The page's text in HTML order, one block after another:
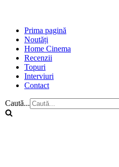
Prima pagină
Noutăți
Home Cinema
Recenzii
Topuri
Interviuri
Contact
Caută...